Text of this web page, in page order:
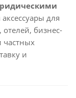
для
бизнес-
частных
и